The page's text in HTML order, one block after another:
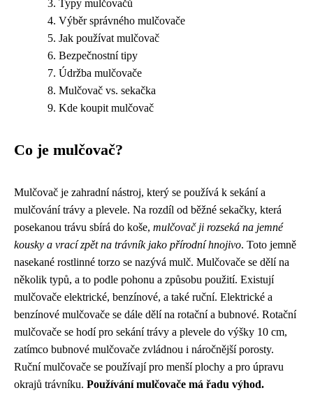
Typy mulčovačů
Výběr správného mulčovače
Jak používat mulčovač
Bezpečnostní tipy
Údržba mulčovače
Mulčovač vs. sekačka
Kde koupit mulčovač
Co je mulčovač?
Mulčovač je zahradní nástroj, který se používá k sekání a
mulčování trávy a plevele. Na rozdíl od běžné sekačky, která
posekanou trávu sbírá do koše, mulčovač ji rozseká na jemné
kousky a vrací zpět na trávník jako přírodní hnojivo. Toto jemně
nasekané rostlinné torzo se nazývá mulč. Mulčovače se dělí na
několik typů, a to podle pohonu a způsobu použití. Existují
mulčovače elektrické, benzínové, a také ruční. Elektrické a
benzínové mulčovače se dále dělí na rotační a bubnové. Rotační
mulčovače se hodí pro sekání trávy a plevele do výšky 10 cm,
zatímco bubnové mulčovače zvládnou i náročnější porosty.
Ruční mulčovače se používají pro menší plochy a pro úpravu
okrajů trávníku. Používání mulčovače má řadu výhod.